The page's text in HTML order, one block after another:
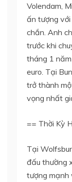
Volendam,
ấn tượng
chắn. Anh
trước khi
tháng 1
euro. Tại
trở thành
vọng nhất
== Thời Kỳ
Tại
đấu thường
tượng mạnh